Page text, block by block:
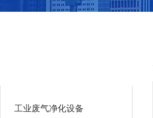
工业废气净化设备